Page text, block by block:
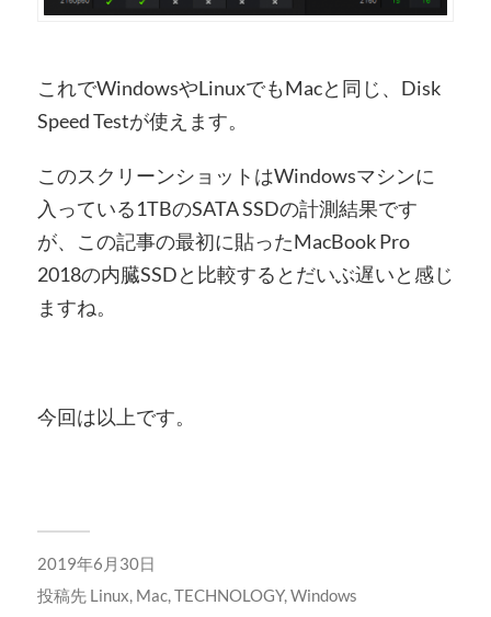
これでWindowsやLinuxでもMacと同じ、Disk
Speed Testが使えます。
このスクリーンショットはWindowsマシンに
入っている1TBのSATA SSDの計測結果です
が、この記事の最初に貼ったMacBook Pro
2018の内臓SSDと比較するとだいぶ遅いと感じ
ますね。
今回は以上です。
2019年6月30日
投稿先 Linux, Mac,TECHNOLOGY,Windows